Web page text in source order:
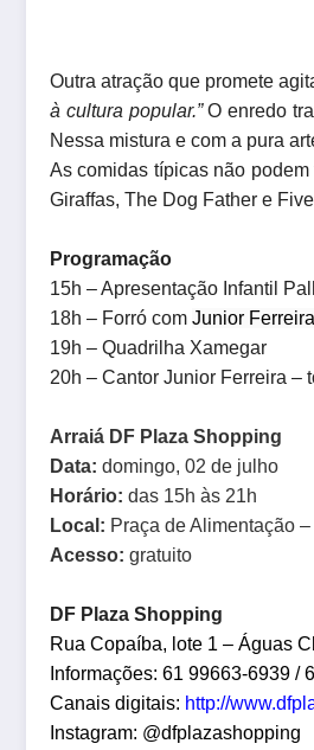
Outra atração que promete
à cultura popular.”O enredo
Nessa mistura e com a pura
As comidas típicas não
Giraffas, The Dog Father e
Programação
15h – Apresentação Infantil
18h – Forró com Junior Ferreira
19h – Quadrilha Xamegar
20h – Cantor Junior Ferreira –
Arraiá DF Plaza Shopping
Data: domingo, 02 de julho
Horário: das 15h às 21h
Local: Praça de Alimentação
Acesso: gratuito
DF Plaza Shopping
Rua Copaíba, lote 1 – Águas
Informações: 61 99663-6939 /
Canais digitais: http://
Instagram: @dfplazashopping